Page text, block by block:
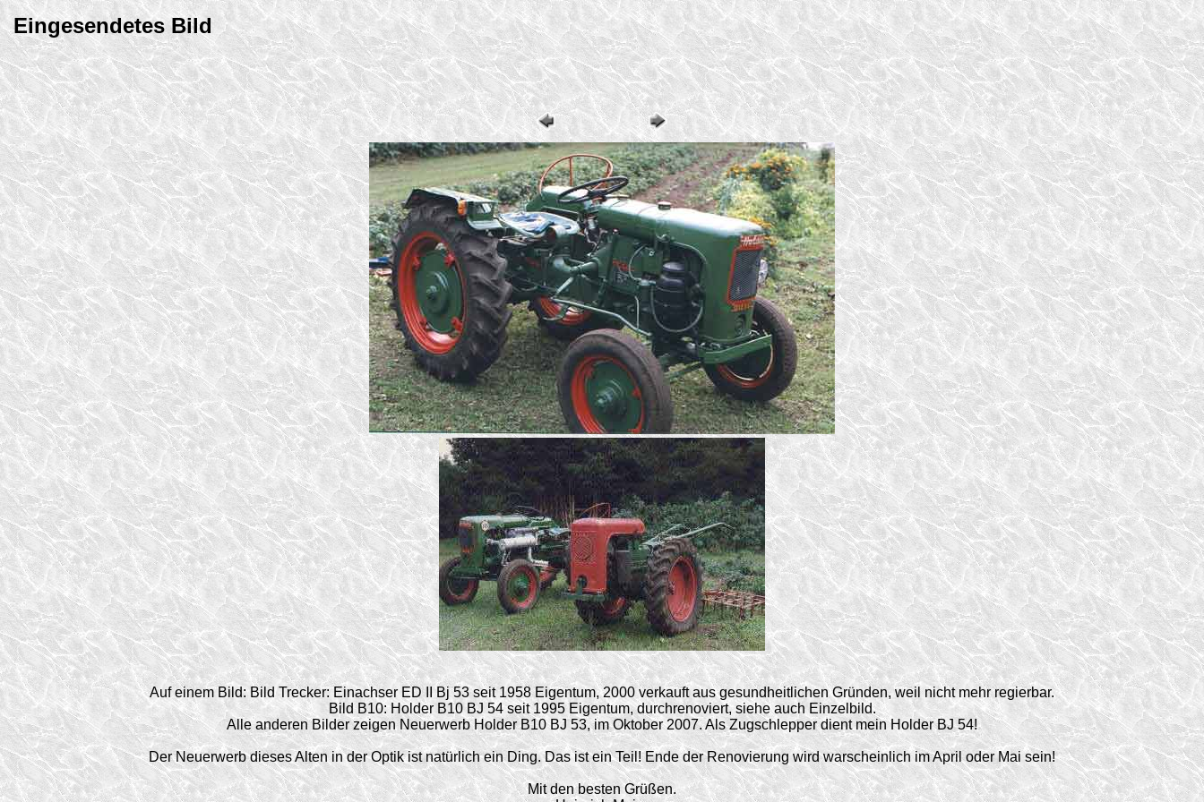
Eingesendetes Bild
Auf einem Bild: Bild Trecker: Einachser ED II Bj 53 seit 1958 Eigentum, 2000 verkauft aus gesundheitlichen Gründen, weil nicht mehr regierbar.
Bild B10: Holder B10 BJ 54 seit 1995 Eigentum, durchrenoviert, siehe auch Einzelbild.
Alle anderen Bilder zeigen Neuerwerb Holder B10 BJ 53, im Oktober 2007. Als Zugschlepper dient mein Holder BJ 54!
Der Neuerwerb dieses Alten in der Optik ist natürlich ein Ding. Das ist ein Teil! Ende der Renovierung wird warscheinlich im April oder Mai sein!
Mit den besten Grüßen.